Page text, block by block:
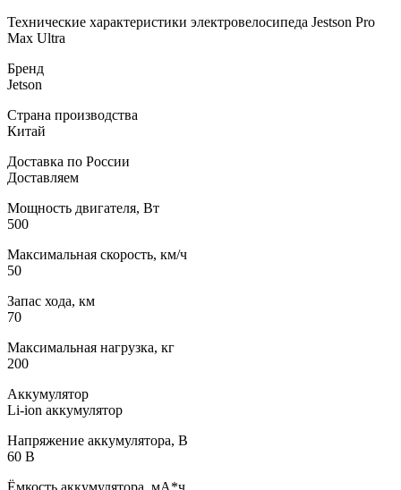
Технические характеристики электровелосипеда Jestson Pro
Max Ultra
Бренд
Jetson
Страна производства
Китай
Доставка по России
Доставляем
Мощность двигателя, Вт
500
Максимальная скорость, км/ч
50
Запас хода, км
70
Максимальная нагрузка, кг
200
Аккумулятор
Li-ion аккумулятор
Напряжение аккумулятора, В
60 В
Ёмкость аккумулятора, мА*ч